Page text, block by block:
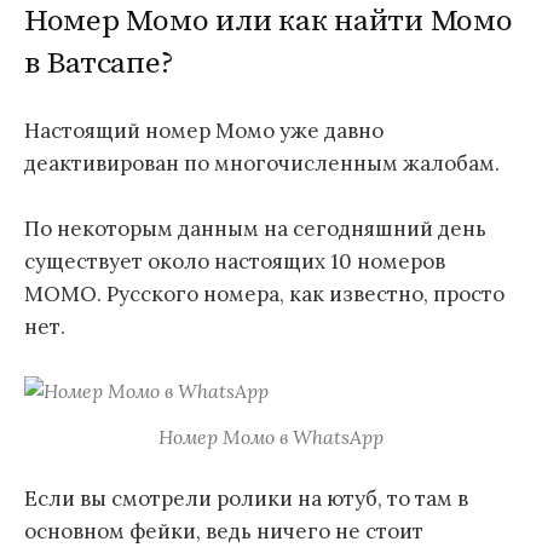
Номер Момо или как найти Момо
в Ватсапе?
Настоящий номер Момо уже давно
деактивирован по многочисленным жалобам.
По некоторым данным на сегодняшний день
существует около настоящих 10 номеров
МОМО. Русского номера, как известно, просто
нет.
Номер Момо в WhatsApp
Если вы смотрели ролики на ютуб, то там в
основном фейки, ведь ничего не стоит